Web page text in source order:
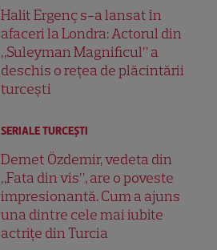
Halit Ergenç s-a lansat în
afaceri la Londra: Actorul din
„Suleyman Magnificul” a
deschis o rețea de plăcintării
turcești
SERIALE TURCEŞTI
Demet Özdemir, vedeta din
„Fata din vis”, are o poveste
impresionantă. Cum a ajuns
una dintre cele mai iubite
actrițe din Turcia